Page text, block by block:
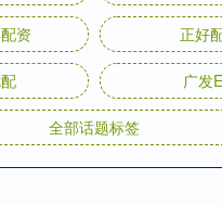
资 正好
广发
全部话题标签